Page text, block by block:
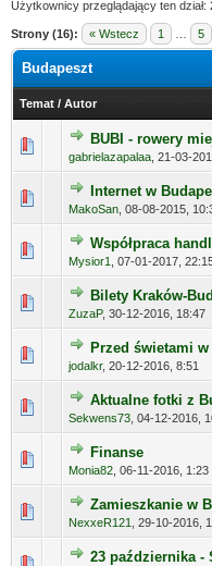
Użytkownicy przeglądający ten dział:
Strony (16): « Wstecz 1 5
Budapeszt
Temat / Autor
BUBI - rowery
gabrielazapalaa 21-03-
Internet w
MakoSan 08-08-2015,
Współpraca
Mysior1 07-01-2017,
Bilety Kraków-
ZuzaP, 30-12-2016, 18:47
Przed świetami
jodalkr, 20-12-2016, 8:51
Aktualne fotki z
Sekwens73 04-12-2016,
Finanse
Monia82 06-11-2016, 1:23
Zamieszkanie w
NexxeR121 29-10-2016,
23 października -